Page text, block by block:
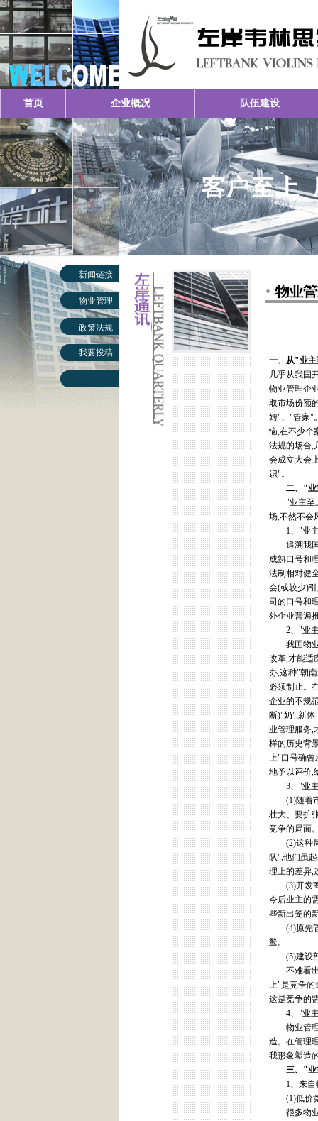
首页 企业概况 队伍建设
新闻链接
物业管理
政策法规
我要投稿
一、从"业
几乎从我国
物业管理企
取市场份额
姆"、"管家"
恼,在不少个
法规的场合,
会成立大会
识"。
二、 "
"业主至上"
场,不然不会
1、"业主
追溯我国
成熟口号和
法制相对健
会(或较少)
司的口号和
外企业普遍
2、"业主
我国物业
改革,才能适
办,这种"朝
必须制止。
企业的不规
断)"奶",新体
业管理服务,
样的历史背
上"口号确曾
地予以评价,
3、"业主
(1)随着市
壮大、要扩
竞争的局面
(2)这种局
队",他们虽
理上的差异,
(3)开发商
今后业主的
些新出笼的
(4)原先管
鹜。
(5)建设部
不难看出,
上"是竞争的
这是竞争的
4、"业主
物业管理
造。在管理
我形象塑造
三、 "
1、来自
(1)低价竞
很多物业